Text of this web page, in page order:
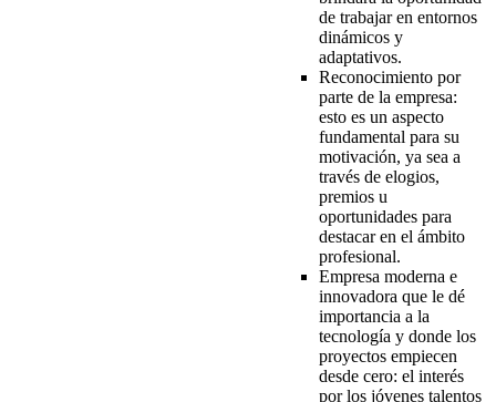
de trabajar en entornos
dinámicos y
adaptativos.
Reconocimiento por
parte de la empresa:
esto es un aspecto
fundamental para su
motivación, ya sea a
través de elogios,
premios u
oportunidades para
destacar en el ámbito
profesional.
Empresa moderna e
innovadora que le dé
importancia a la
tecnología y donde los
proyectos empiecen
desde cero: el interés
por los jóvenes talentos